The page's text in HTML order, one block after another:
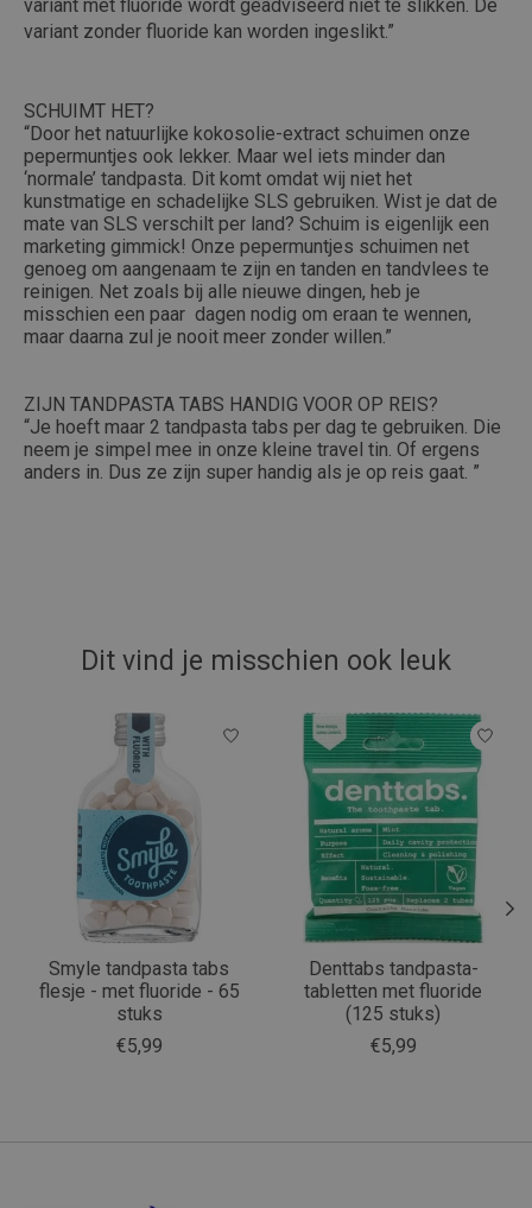
variant met fluoride wordt geadviseerd niet te slikken. De
variant zonder fluoride kan worden ingeslikt.”
SCHUIMT HET?
“Door het natuurlijke kokosolie-extract schuimen onze
pepermuntjes ook lekker. Maar wel iets minder dan
‘normale’ tandpasta. Dit komt omdat wij niet het
kunstmatige en schadelijke SLS gebruiken. Wist je dat de
mate van SLS verschilt per land? Schuim is eigenlijk een
marketing gimmick! Onze pepermuntjes schuimen net
genoeg om aangenaam te zijn en tanden en tandvlees te
reinigen. Net zoals bij alle nieuwe dingen, heb je
misschien een paar dagen nodig om eraan te wennen,
maar daarna zul je nooit meer zonder willen.”
ZIJN TANDPASTA TABS HANDIG VOOR OP REIS?
“Je hoeft maar 2 tandpasta tabs per dag te gebruiken. Die
neem je simpel mee in onze kleine travel tin. Of ergens
anders in. Dus ze zijn super handig als je op reis gaat. ”
Dit vind je misschien ook leuk
Items van productcarrousel
Smyle tandpasta tabs
flesje - met fluoride - 65
stuks
€5,99
Denttabs tandpasta-
tabletten met fluoride
(125 stuks)
€5,99